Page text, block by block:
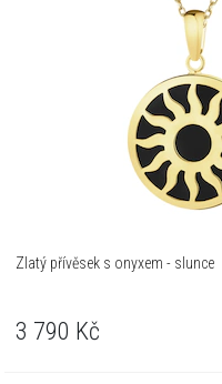
Zlatý přívěsek s onyxem - slunce
3 790 Kč